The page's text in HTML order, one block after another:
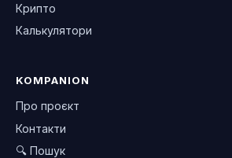
Крипто
Калькулятори
KOMPANION
Про проєкт
Контакти
🔍 Пошук